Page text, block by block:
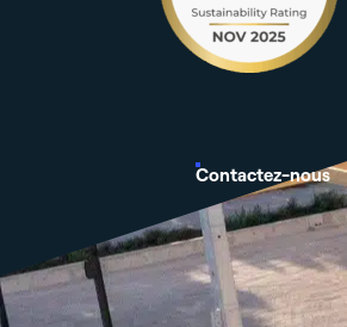
Contactez-nous